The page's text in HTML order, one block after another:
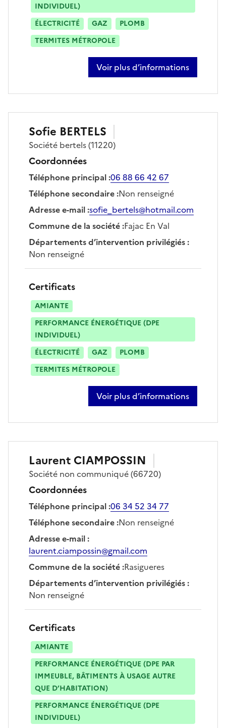
INDIVIDUEL)
ÉLECTRICITÉ
GAZ
PLOMB
TERMITES MÉTROPOLE
Voir plus d’informations
sur norbert pouppeville
Sofie BERTELS
Société bertels(11220)
Coordonnées
Téléphone principal:06 88 66 42 67
Téléphone secondaire:Non renseigné
Adresse e-mail:sofie_bertels@hotmail.com
Commune de la société:Fajac En Val
Départements d’intervention privilégiés:
Non renseigné
Certificats
AMIANTE
PERFORMANCE ÉNERGÉTIQUE (DPE
INDIVIDUEL)
ÉLECTRICITÉ
GAZ
PLOMB
TERMITES MÉTROPOLE
Voir plus d’informations
sur sofie bertels
Laurent CIAMPOSSIN
Société non communiqué(66720)
Coordonnées
Téléphone principal:06 34 52 34 77
Téléphone secondaire:Non renseigné
Adresse e-mail:
laurent.ciampossin@gmail.com
Commune de la société:Rasigueres
Départements d’intervention privilégiés:
Non renseigné
Certificats
AMIANTE
PERFORMANCE ÉNERGÉTIQUE (DPE PAR
IMMEUBLE, BÂTIMENTS À USAGE AUTRE
QUE D’HABITATION)
PERFORMANCE ÉNERGÉTIQUE (DPE
INDIVIDUEL)